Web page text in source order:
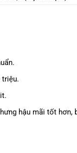
triệu.
hậu mãi tốt hơn,